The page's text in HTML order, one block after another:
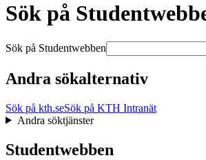
Sök på
Sök på Studentwebben
Andra sökalternativ
Sök på kth.seSök på KTH Intranät
Andra söktjänster
Studentwebben